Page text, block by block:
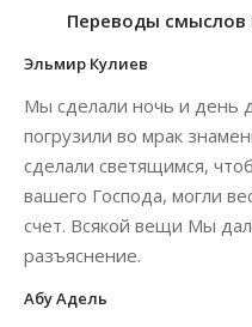
Переводы смыслов
Эльмир Кулиев
Мы сделали ночь и день
погрузили во мрак
сделали светящимся,
вашего Господа, могли
счет. Всякой вещи Мы
разъяснение.
Абу Адель